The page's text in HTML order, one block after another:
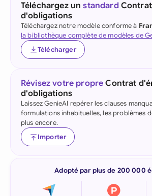
Téléchargez unstandardContrat
d'obligations
Téléchargez notre modèle conforme à
la bibliothèque complète de modèles de
Télécharger
Révisez votre propre Contrat
d'obligations
Laissez GenieAI repérer les clauses
formulations inhabituelles, les problèmes
plus encore.
Importer
Adopté par plus de 200 000